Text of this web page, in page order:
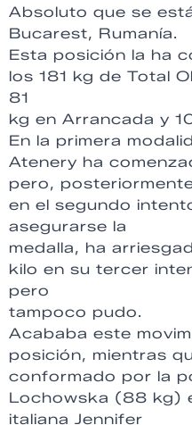
Absoluto que se
Bucarest, Rumanía.
Esta posición la ha
los 181 kg de Total
81
kg en Arrancada y
En la primera
Atenery ha
pero,
en el segundo
asegurarse la
medalla, ha
kilo en su tercer
pero
tampoco pudo.
Acababa este
posición, mientras
conformado por la
Lochowska (88 kg)
italiana Jennifer